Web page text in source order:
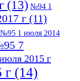
(13) №94 1
г (11)
№95 1 июля 2014
7
2015 г
г (14)